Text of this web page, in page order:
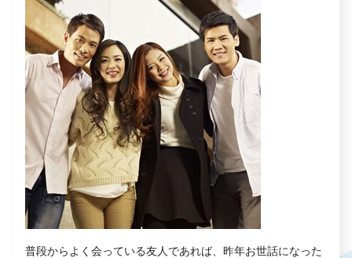
普段からよく会っている友人であれば、昨年お世話になった